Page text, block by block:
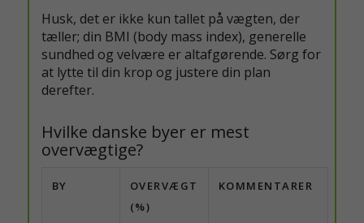
Husk, det er ikke kun tallet på vægten, der
tæller; din BMI (body mass index), generelle
sundhed og velvære er altafgørende. Sørg for
at lytte til din krop og justere din plan
derefter.
Hvilke danske byer er mest
overvægtige?
BY
OVERVÆGT
(%)
KOMMENTARER